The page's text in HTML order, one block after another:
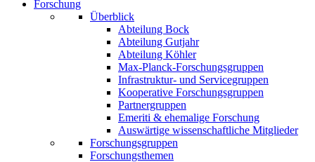
Forschung
Überblick
Abteilung Bock
Abteilung Gutjahr
Abteilung Köhler
Max-Planck-Forschungsgruppen
Infrastruktur- und Servicegruppen
Kooperative Forschungsgruppen
Partnergruppen
Emeriti & ehemalige Forschung
Auswärtige wissenschaftliche Mitglieder
Forschungsgruppen
Forschungsthemen